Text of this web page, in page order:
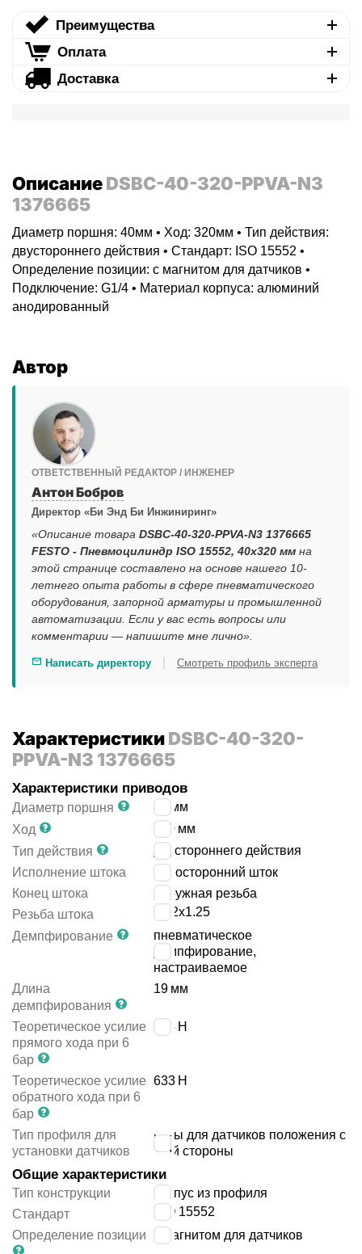
Преимущества
Оплата
Доставка
ОписаниеDSBC-40-320-PPVA-N3
1376665
Диаметр поршня: 40мм • Ход: 320мм • Тип действия:
двустороннего действия • Стандарт: ISO 15552 •
Определение позиции: с магнитом для датчиков •
Подключение: G1/4 • Материал корпуса: алюминий
анодированный
Автор
ОТВЕТСТВЕННЫЙ РЕДАКТОР / ИНЖЕНЕР
Антон Бобров
Директор «Би Энд Би Инжиниринг»
«Описание товара DSBC-40-320-PPVA-N3 1376665
FESTO - Пневмоцилиндр ISO 15552, 40x320 мм на
этой странице составлено на основе нашего 10-
летнего опыта работы в сфере пневматического
оборудования, запорной арматуры и промышленной
автоматизации. Если у вас есть вопросы или
комментарии — напишите мне лично».
Написать директору Смотреть профиль эксперта
ХарактеристикиDSBC-40-320-
PPVA-N3 1376665
Характеристики приводов
Диаметр поршня
мм
Ход
320 мм
Тип действия
двустороннего действия
Исполнение штока
односторонний шток
Конец штока
наружная резьба
Резьба штока
M12x1.25
Демпфирование
пневматическое
демпфирование,
настраиваемое
Длина
демпфирования
19 мм
Теоретическое усилие
прямого хода при 6
бар
754 Н
Теоретическое усилие
обратного хода при 6
бар
633 Н
Тип профиля для
установки датчиков
пазы для датчиков положения с
1-ой стороны
Общие характеристики
Тип конструкции
корпус из профиля
Стандарт
ISO 15552
Определение позиции
с магнитом для датчиков